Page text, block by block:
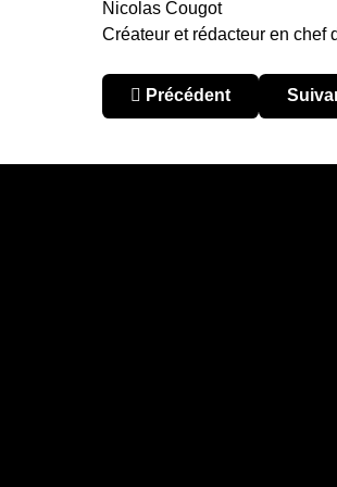
Nicolas Cougot
Créateur et rédacteur en chef
Article précédent :
Précédent